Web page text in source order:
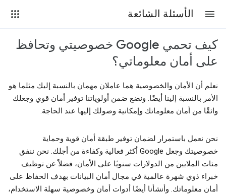
الأسئلة الشائعة
كيف تحمي Google خصوصيتي وتحافظ
على أمان معلوماتي؟
نعلم أن الأمان والخصوصية هما عاملان مهمان بالنسبة إليك مثلما هو
الأمر بالنسبة إلينا أيضًا. ونضع ضمن أولوياتنا توفير أمان قوي وجعلك
واثقًا من أمان معلوماتك وإمكانية وصولك إليها عند الحاجة.
نحن نعمل باستمرار لضمان توفير طبقة أمان قوية وحماية
خصوصيتك وجعل Google أكثر فعالية وكفاءة من أجلك. نحن ننفق
مئات الملايين من الدولارات سنويًا على الأمان، فضلاً عن توظيف
خبراء ذوي شهرة عالمية في مجال أمان البيانات بهدف الحفاظ على
أمان معلوماتك. وأنشأنا أيضًا أدوات أمان وخصوصية سهلة الاستخدام،